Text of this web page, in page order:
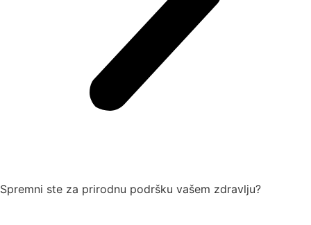
Spremni ste za prirodnu podršku vašem zdravlju?